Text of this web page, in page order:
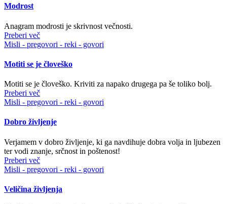
Modrost
Anagram modrosti je skrivnost večnosti.
Preberi več
Misli - pregovori - reki - govori
Motiti se je človeško
Motiti se je človeško. Kriviti za napako drugega pa še toliko bolj.
Preberi več
Misli - pregovori - reki - govori
Dobro življenje
Verjamem v dobro življenje, ki ga navdihuje dobra volja in ljubezen
ter vodi znanje, srčnost in poštenost!
Preberi več
Misli - pregovori - reki - govori
Veličina življenja